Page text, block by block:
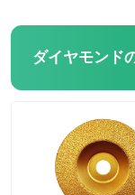
ダイヤモンド
ダイヤモンド